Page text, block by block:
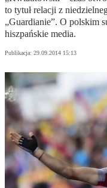
to tytuł relacji z
„Guardianie”. O polskim
hiszpańskie media.
Publikacja: 29.09.2014 15:13